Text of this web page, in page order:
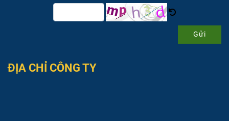
Gửi
ĐỊA CHỈ CÔNG TY